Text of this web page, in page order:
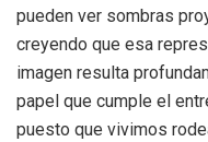
pueden ver sombras
creyendo que esa
imagen resulta
papel que cumple el
puesto que vivimos